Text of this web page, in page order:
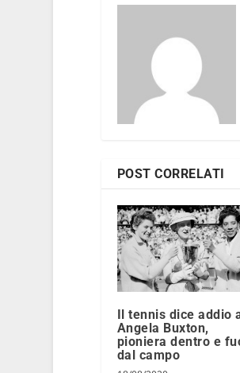
POST CORRELATI
Il tennis dice addio
Angela Buxton,
pioniera dentro e
dal campo